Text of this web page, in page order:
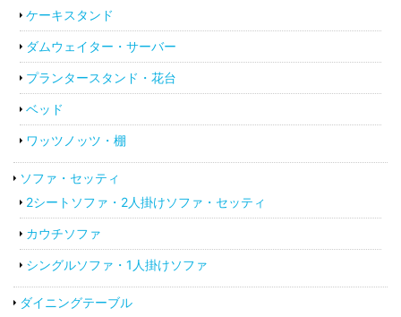
ケーキスタンド
ダムウェイター・サーバー
プランタースタンド・花台
ベッド
ワッツノッツ・棚
ソファ・セッティ
2シートソファ・2人掛けソファ・セッティ
カウチソファ
シングルソファ・1人掛けソファ
ダイニングテーブル